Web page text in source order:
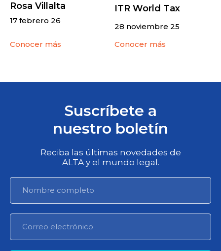
Rosa Villalta
17 febrero 26
Conocer más
ITR World Tax
28 noviembre 25
Conocer más
Suscríbete a
nuestro boletín
Reciba las últimas novedades de
ALTA y el mundo legal.